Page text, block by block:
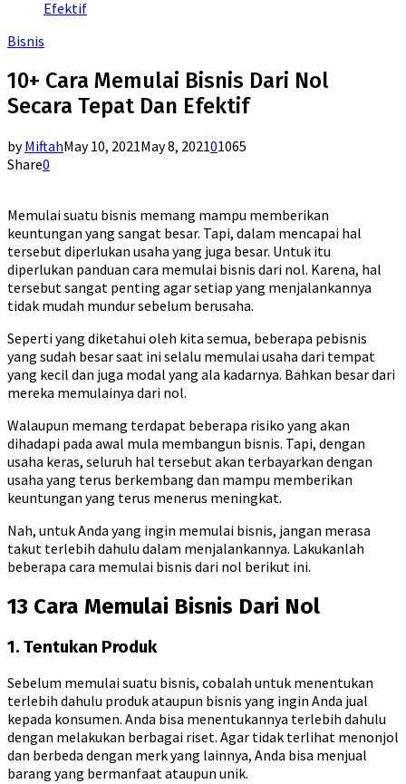
Efektif
Bisnis
10+ Cara Memulai Bisnis Dari Nol
Secara Tepat Dan Efektif
byMiftahMay 10, 2021May 8, 202101065
Share0
Memulai suatu bisnis memang mampu memberikan
keuntungan yang sangat besar. Tapi, dalam mencapai hal
tersebut diperlukan usaha yang juga besar. Untuk itu
diperlukan panduan cara memulai bisnis dari nol. Karena, hal
tersebut sangat penting agar setiap yang menjalankannya
tidak mudah mundur sebelum berusaha.
Seperti yang diketahui oleh kita semua, beberapa pebisnis
yang sudah besar saat ini selalu memulai usaha dari tempat
yang kecil dan juga modal yang ala kadarnya. Bahkan besar dari
mereka memulainya dari nol.
Walaupun memang terdapat beberapa risiko yang akan
dihadapi pada awal mula membangun bisnis. Tapi, dengan
usaha keras, seluruh hal tersebut akan terbayarkan dengan
usaha yang terus berkembang dan mampu memberikan
keuntungan yang terus menerus meningkat.
Nah, untuk Anda yang ingin memulai bisnis, jangan merasa
takut terlebih dahulu dalam menjalankannya. Lakukanlah
beberapa cara memulai bisnis dari nol berikut ini.
13 Cara Memulai Bisnis Dari Nol
1. Tentukan Produk
Sebelum memulai suatu bisnis, cobalah untuk menentukan
terlebih dahulu produk ataupun bisnis yang ingin Anda jual
kepada konsumen. Anda bisa menentukannya terlebih dahulu
dengan melakukan berbagai riset. Agar tidak terlihat menonjol
dan berbeda dengan merk yang lainnya, Anda bisa menjual
barang yang bermanfaat ataupun unik.